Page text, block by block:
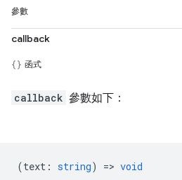
參數
callback
函式
callback 參數如下：
(text : string) => void